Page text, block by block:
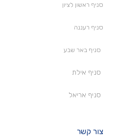
סניף ראשון לציון
סניף רעננה
סניף באר שבע
סניף אילת
סניף אריאל
צור קשר